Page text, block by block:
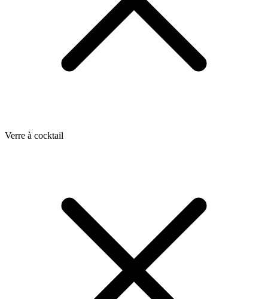
Verre à cocktail